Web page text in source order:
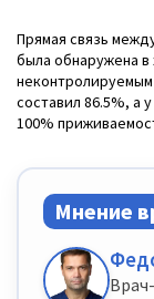
Прямая связь
была обнаружена в
составил 86.5%, а
100%
Мнение